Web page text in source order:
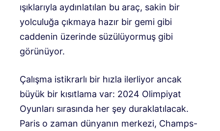
ışıklarıyla aydınlatılan bu araç, sakin bir
yolculuğa çıkmaya hazır bir gemi gibi
caddenin üzerinde süzülüyormuş gibi
görünüyor.
Çalışma istikrarlı bir hızla ilerliyor ancak
büyük bir kısıtlama var: 2024 Olimpiyat
Oyunları sırasında her şey duraklatılacak.
Paris o zaman dünyanın merkezi, Champs-